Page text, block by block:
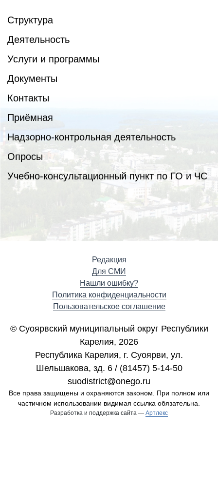
Структура
Деятельность
Услуги и программы
Документы
Контакты
Приёмная
Надзорно-контрольная деятельность
Опросы
Учебно-консультационный пункт по ГО и ЧС
Редакция
Для СМИ
Нашли ошибку?
Политика конфиденциальности
Пользовательское соглашение
© Суоярвский муниципальный округ Республики
Карелия, 2026
Республика Карелия, г. Cуоярви, ул.
Шельшакова, зд. 6 / (81457) 5-14-50
suodistrict@onego.ru
Все права защищены и охраняются законом. При полном или
частичном использовании видимая ссылка обязательна.
Разработка и поддержка сайта — Артлекс